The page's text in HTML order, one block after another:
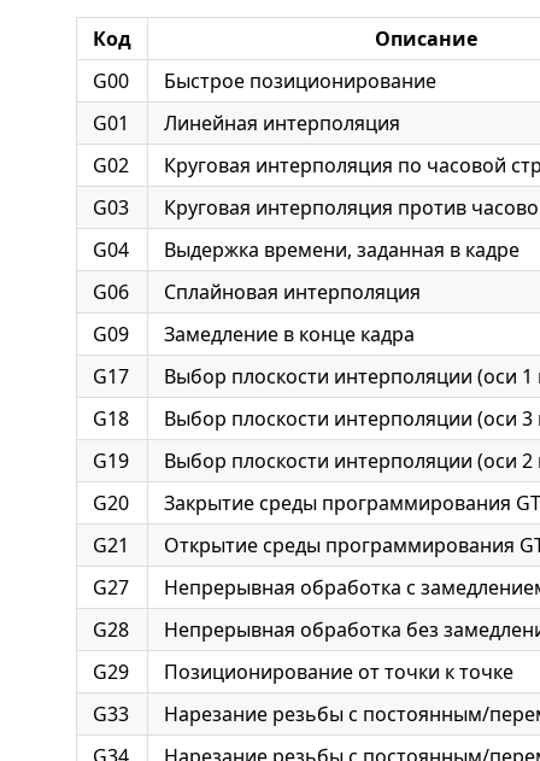
Код
Описание
G00
Быстрое позиционирование
G01
Линейная интерполяция
G02
Круговая интерполяция по часовой
G03
Круговая интерполяция против
G04
Выдержка времени, заданная в кадре
G06
Сплайновая интерполяция
G09
Замедление в конце кадра
G17
Выбор плоскости интерполяции (оси 1
G18
Выбор плоскости интерполяции (оси 3
G19
Выбор плоскости интерполяции (оси 2
G20
Закрытие среды программирования
G21
Открытие среды программирования
G27
Непрерывная обработка с
G28
Непрерывная обработка без
G29
Позиционирование от точки к точке
G33
Нарезание резьбы с постоянным/